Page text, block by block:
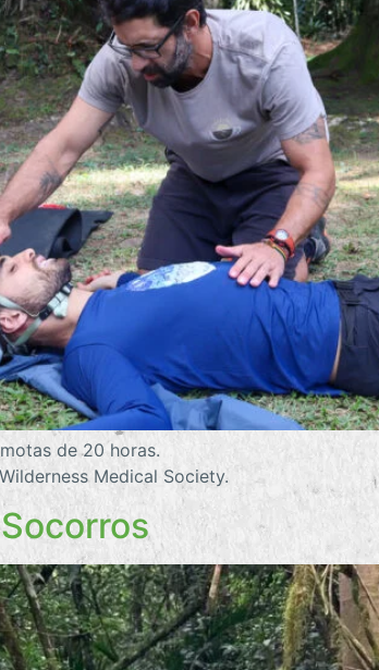
de 20 horas.
Medical Society.